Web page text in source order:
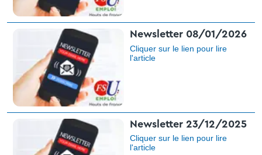
Newsletter 08/01/2026
Cliquer sur le lien pour lire
l'article​
Newsletter 23/12/2025
Cliquer sur le lien pour lire
l'article